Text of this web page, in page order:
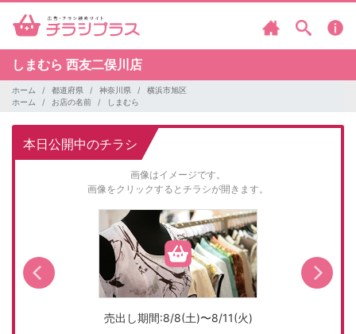
しまむら 西友二俣川店
ホーム 都道府県 神奈川県
横浜市旭区
ホーム
お店の名前 しまむら
本日公開中のチラシ
画像はイメージです。
画像をクリックするとチラシが開きます。
売出し期間:8/8(土)〜8/11(火)